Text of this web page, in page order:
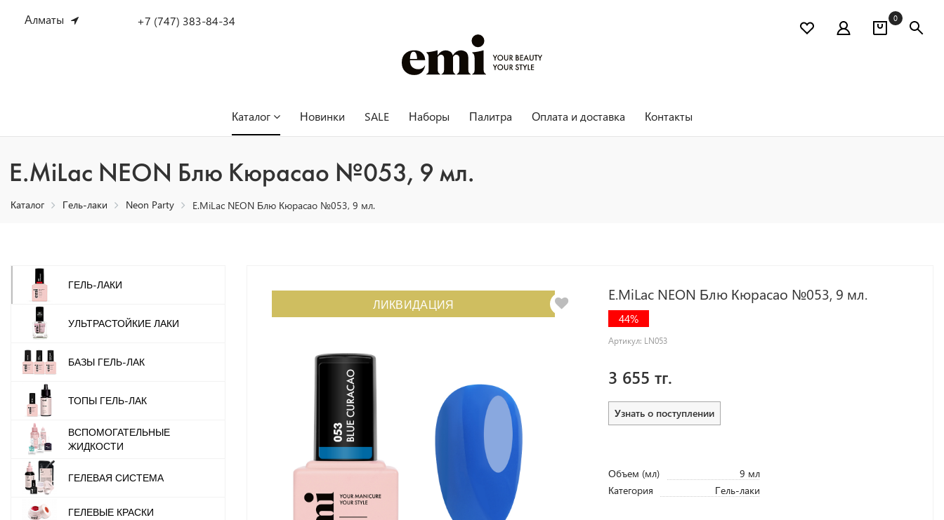
Алматы +7 (747) 383-84-34 0
Каталог Новинки SALE Наборы Палитра Оплата и доставка Контакты
E.MiLac NEON Блю Кюрасао №053, 9 мл.
Каталог Гель-лаки Neon Party E.MiLac NEON Блю Кюрасао №053, 9 мл.
ЛИКВИДАЦИЯ
E.MiLac NEON Блю Кюрасао №053, 9 мл.
44%
Артикул: LN053
3 655 тг.
Узнать о поступлении
Объем (мл)
9 мл
Категория
Гель-лаки
ГЕЛЬ-ЛАКИ
УЛЬТРАСТОЙКИЕ ЛАКИ
БАЗЫ ГЕЛЬ-ЛАК
ТОПЫ ГЕЛЬ-ЛАК
ВСПОМОГАТЕЛЬНЫЕ
ЖИДКОСТИ
ГЕЛЕВАЯ СИСТЕМА
ГЕЛЕВЫЕ КРАСКИ